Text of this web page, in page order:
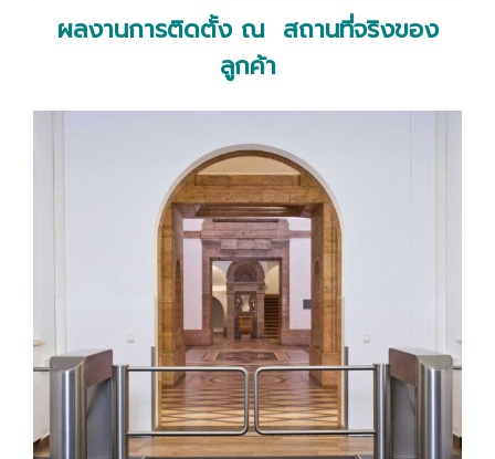
ผลงานการติดตั้ง ณ สถานที่จริงของ
ลูกค้า